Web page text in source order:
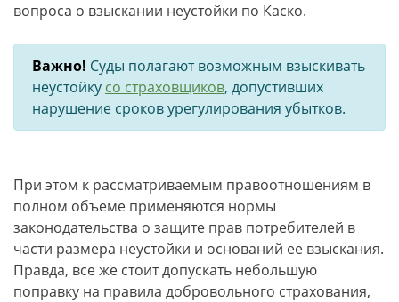
вопроса о взыскании неустойки по Каско.
Важно! Суды полагают возможным взыскивать
неустойку со страховщиков, допустивших
нарушение сроков урегулирования убытков.
При этом к рассматриваемым правоотношениям в
полном объеме применяются нормы
законодательства о защите прав потребителей в
части размера неустойки и оснований ее взыскания.
Правда, все же стоит допускать небольшую
поправку на правила добровольного страхования,